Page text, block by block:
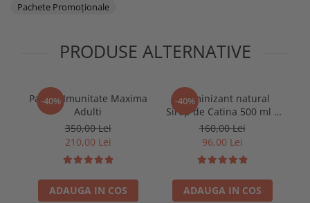
Pachete Promoţionale
PRODUSE ALTERNATIVE
-40%
Pachet Imunitate Maxima
Adulti
350,00 Lei
210,00 Lei
ADAUGA IN COS
-40%
Vitaminizant natural
Sirop de Catina 500 ml x
4 bucati
160,00 Lei
96,00 Lei
ADAUGA IN COS